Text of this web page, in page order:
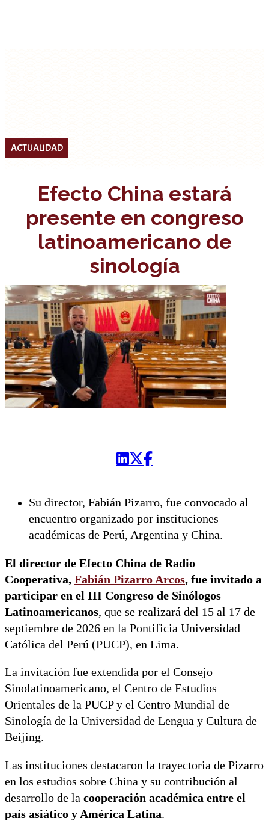
ACTUALIDAD
Efecto China estará
presente en congreso
latinoamericano de
sinología
Su director, Fabián Pizarro, fue convocado al
encuentro organizado por instituciones
académicas de Perú, Argentina y China.
El director de Efecto China de Radio
Cooperativa, Fabián Pizarro Arcos, fue invitado a
participar en el III Congreso de Sinólogos
Latinoamericanos, que se realizará del 15 al 17 de
septiembre de 2026 en la Pontificia Universidad
Católica del Perú (PUCP), en Lima.
La invitación fue extendida por el Consejo
Sinolatinoamericano, el Centro de Estudios
Orientales de la PUCP y el Centro Mundial de
Sinología de la Universidad de Lengua y Cultura de
Beijing.
Las instituciones destacaron la trayectoria de Pizarro
en los estudios sobre China y su contribución al
desarrollo de la cooperación académica entre el
país asiático y América Latina.